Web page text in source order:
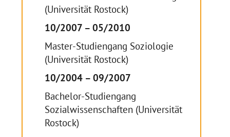
(Universität Rostock)
10/2007 – 05/2010
Master-Studiengang Soziologie
(Universität Rostock)
10/2004 – 09/2007
Bachelor-Studiengang
Sozialwissenschaften (Universität
Rostock)